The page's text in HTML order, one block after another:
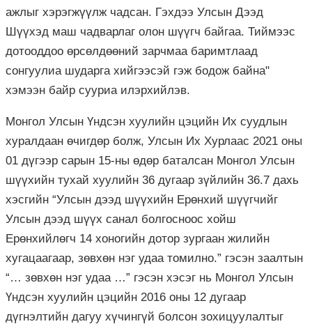
ажлыг хэрэгжүүлж чадсан. Гэхдээ Улсын Дээд
Шүүхэд маш чадварлаг олон шүүгч байгаа. Тиймээс
дотооддоо өрсөлдөөний зарчмаа баримтлаад
сонгуулиа шударга хийгээсэй гэж бодож байна"
хэмээн байр сууриа илэрхийлэв.
Монгол Улсын Үндсэн хуулийн цэцийн Их суудлын
хуралдаан өчигдөр болж, Улсын Их Хурлаас 2021 оны
01 дүгээр сарын 15-ны өдөр баталсан Монгол Улсын
шүүхийн тухай хуулийн 36 дугаар зүйлийн 36.7 дахь
хэсгийн “Улсын дээд шүүхийн Ерөнхий шүүгчийг
Улсын дээд шүүх санал болгосноос хойш
Ерөнхийлөгч 14 хоногийн дотор зургаан жилийн
хугацаагаар, зөвхөн нэг удаа томилно.” гэсэн заалтын
“… зөвхөн нэг удаа …” гэсэн хэсэг нь Монгол Улсын
Үндсэн хуулийн цэцийн 2016 оны 12 дугаар
дүгнэлтийн дагуу хүчингүй болсон зохицуулалтыг